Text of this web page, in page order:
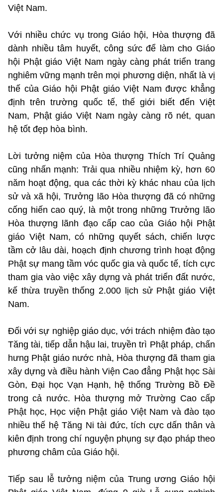
Việt Nam.
Với nhiều chức vụ trong Giáo hội, Hòa thượng đã
dành nhiều tâm huyết, công sức để làm cho Giáo
hội Phật giáo Việt Nam ngày càng phát triển trang
nghiêm vững mạnh trên mọi phương diện, nhất là vị
thế của Giáo hội Phật giáo Việt Nam được khẳng
định trên trường quốc tế, thế giới biết đến Việt
Nam, Phật giáo Việt Nam ngày càng rõ nét, quan
hệ tốt đẹp hòa bình.
Lời tưởng niệm của Hòa thượng Thích Trí Quảng
cũng nhấn mạnh: Trải qua nhiều nhiệm kỳ, hơn 60
năm hoạt động, qua các thời kỳ khác nhau của lịch
sử và xã hội, Trưởng lão Hòa thượng đã có những
cống hiến cao quý, là một trong những Trưởng lão
Hòa thượng lãnh đạo cấp cao của Giáo hội Phật
giáo Việt Nam, có những quyết sách, chiến lược
tầm cở lâu dài, hoạch định chương trình hoạt động
Phật sự mang tầm vóc quốc gia và quốc tế, tích cực
tham gia vào việc xây dựng và phát triển đất nước,
kế thừa truyền thống 2.000 lịch sử Phật giáo Việt
Nam.
Đối với sự nghiệp giáo dục, với trách nhiệm đào tạo
Tăng tài, tiếp dẫn hậu lai, truyền trì Phật pháp, chấn
hưng Phật giáo nước nhà, Hòa thượng đã tham gia
xây dựng và điều hành Viện Cao đẳng Phật học Sài
Gòn, Đại học Vạn Hạnh, hệ thống Trường Bồ Đề
trong cả nước. Hòa thượng mở Trường Cao cấp
Phật học, Học viện Phật giáo Việt Nam và đào tạo
nhiều thế hệ Tăng Ni tài đức, tích cực dấn thân và
kiên định trong chí nguyện phụng sự đạo pháp theo
phương châm của Giáo hội.
Tiếp sau lễ tưởng niệm của Trung ương Giáo hội